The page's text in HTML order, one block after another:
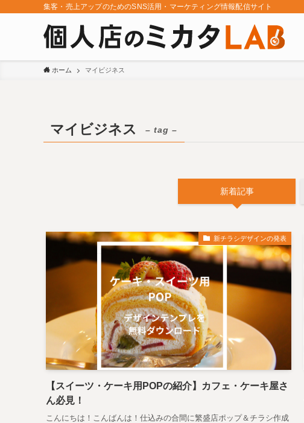
集客・売上アップのためのSNS活用・マーケティング情報配信サイト
ホーム マイビジネス
マイビジネス – tag –
新着記事
新チラシデザインの発表
【スイーツ・ケーキ用POPの紹介】カフェ・ケーキ屋さ
ん必見！
こんにちは！こんばんは！仕込みの合間に繁盛店ポップ＆チラシ作成